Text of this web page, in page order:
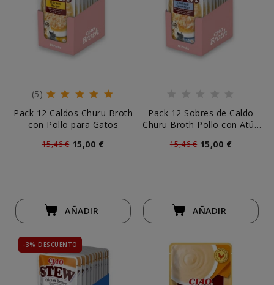
(5)
Pack 12 Caldos Churu Broth
con Pollo para Gatos
15,46 € 15,00 €
AÑADIR
Pack 12 Sobres de Caldo
Churu Broth Pollo con Atún
15,46 € 15,00 €
AÑADIR
-3% DESCUENTO